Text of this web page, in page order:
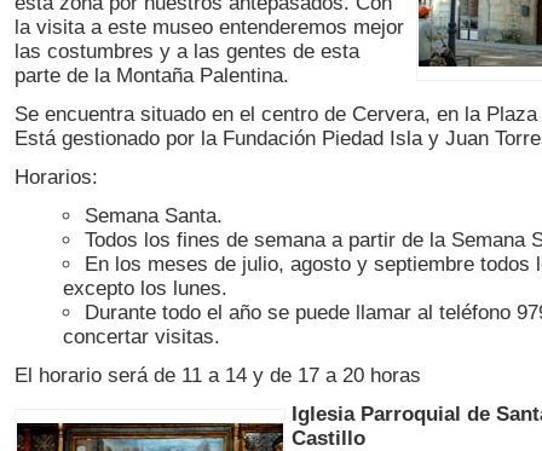
la visita a este museo entenderemos mejor
las costumbres y a las gentes de esta
parte de la Montaña Palentina.
Se encuentra situado en el centro de Cervera, en la
Está gestionado por la Fundación Piedad Isla y Juan
Horarios:
Semana Santa.
Todos los fines de semana a partir de la Semana
En los meses de julio, agosto y septiembre todos
excepto los lunes.
Durante todo el año se puede llamar al teléfono
concertar visitas.
El horario será de 11 a 14 y de 17 a 20 horas
Iglesia Parroquial de
Castillo